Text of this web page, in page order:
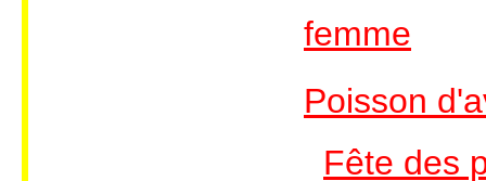
femme
Poisson
Fête des